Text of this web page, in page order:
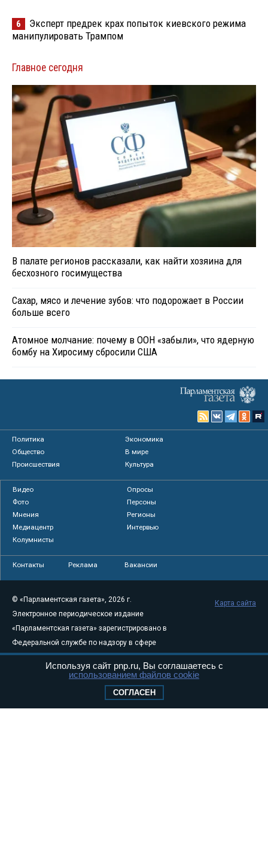
6
Эксперт предрек крах попыток киевского режима
манипулировать Трампом
Главное сегодня
В палате регионов рассказали, как найти хозяина для
бесхозного госимущества
Сахар, мясо и лечение зубов: что подорожает в России
больше всего
Атомное молчание: почему в ООН «забыли», что ядерную
бомбу на Хиросиму сбросили США
Политика
Экономика
Общество
В мире
Происшествия
Культура
Видео
Опросы
Фото
Персоны
Мнения
Регионы
Медиацентр
Интервью
Колумнисты
Контакты Реклама Вакансии
© «Парламентская газета», 2026 г.
Электронное периодическое издание
«Парламентская газета» зарегистрировано в
Федеральной службе по надзору в сфере
связи, информационных технологий и
массовых коммуникаций (Роскомнадзор) 05
Свидетельство о регистрации Эл № ФС77-
Карта сайта
Используя сайт pnp.ru, Вы соглашаетесь с
использованием файлов cookie
СОГЛАСЕН